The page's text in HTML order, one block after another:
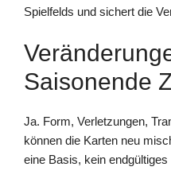
Spielfelds und sichert die
Saisonende
Ja. Form, Verletzungen,
können die Karten neu
eine Basis, kein endgültiges